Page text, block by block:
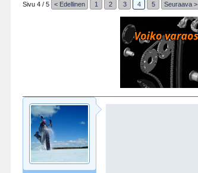
Sivu 4 / 5 < Edellinen 1 2 3 4 5 Seuraava >